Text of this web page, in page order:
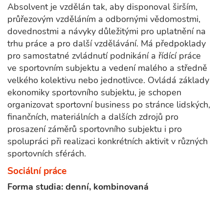
Absolvent je vzdělán tak, aby disponoval širším,
průřezovým vzděláním a odbornými vědomostmi,
dovednostmi a návyky důležitými pro uplatnění na
trhu práce a pro další vzdělávání. Má předpoklady
pro samostatné zvládnutí podnikání a řídící práce
ve sportovním subjektu a vedení malého a středně
velkého kolektivu nebo jednotlivce. Ovládá základy
ekonomiky sportovního subjektu, je schopen
organizovat sportovní business po stránce lidských,
finančních, materiálních a dalších zdrojů pro
prosazení záměrů sportovního subjektu i pro
spolupráci při realizaci konkrétních aktivit v různých
sportovních sférách.
Sociální práce
Forma studia: denní, kombinovaná